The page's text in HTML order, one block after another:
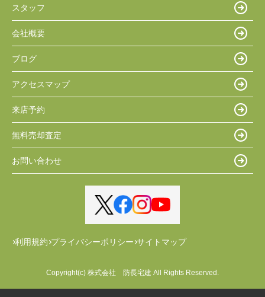
スタッフ
会社概要
ブログ
アクセスマップ
来店予約
無料売却査定
お問い合わせ
利用規約 プライバシーポリシー サイトマップ
Copyright(c) 株式会社 防長宅建 All Rights Reserved.